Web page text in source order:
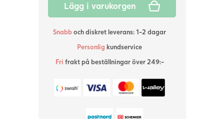
Lägg i varukorgen
Snabboch diskret leverans: 1-2 dagar
Personlig kundservice
Fri frakt på beställningar över 249:-